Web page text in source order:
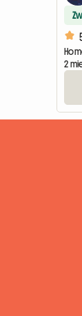
2